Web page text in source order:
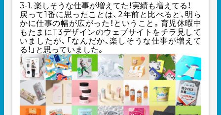
3-1. 楽しそうな仕事が増えてた！実績も増えてる！
戻って1番に思ったことは、2年前と比べると、明ら
かに仕事の幅が広がった！ということ。育児休暇中
もたまにT3デザインのウェブサイトをチラ見して
いましたが、「なんだか、楽しそうな仕事が増えて
る！」と思っていました。